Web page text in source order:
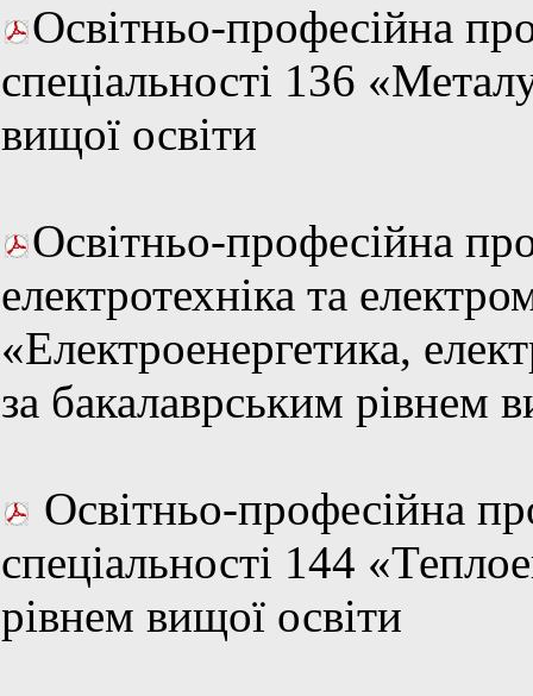
Освітньо-професійна
спеціальності 136
вищої освіти
Освітньо-професійна
електротехніка та
«Електроенергетика,
за бакалаврським рівнем
Освітньо-професійна
спеціальності 144
рівнем вищої освіти